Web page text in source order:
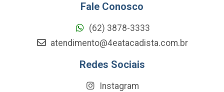
Fale Conosco
(62) 3878-3333
atendimento@4eatacadista.com.br
Redes Sociais
Instagram